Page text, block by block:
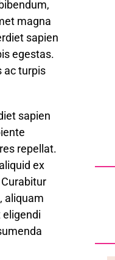
magna
sapien
egestas.
ac turpis
sapien
repellat.
ex
aliquam